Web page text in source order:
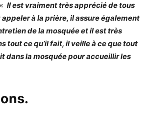
Il est vraiment très apprécié de tous
à la prière, il assure également
de la mosquée et il est très
tout ce qu’il fait, il veille à ce que tout
dans la mosquée pour accueillir les